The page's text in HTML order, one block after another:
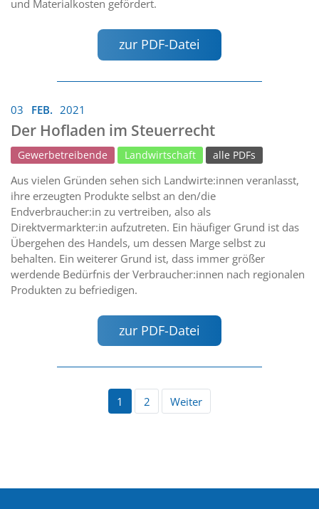
und Materialkosten gefördert.
zur PDF-Datei
03 FEB. 2021
Der Hofladen im Steuerrecht
Gewerbetreibende Landwirtschaft alle PDFs
Aus vielen Gründen sehen sich Landwirte:innen veranlasst,
ihre erzeugten Produkte selbst an den/die
Endverbraucher:in zu vertreiben, also als
Direktvermarkter:in aufzutreten. Ein häufiger Grund ist das
Übergehen des Handels, um dessen Marge selbst zu
behalten. Ein weiterer Grund ist, dass immer größer
werdende Bedürfnis der Verbraucher:innen nach regionalen
Produkten zu befriedigen.
zur PDF-Datei
1 2 Weiter